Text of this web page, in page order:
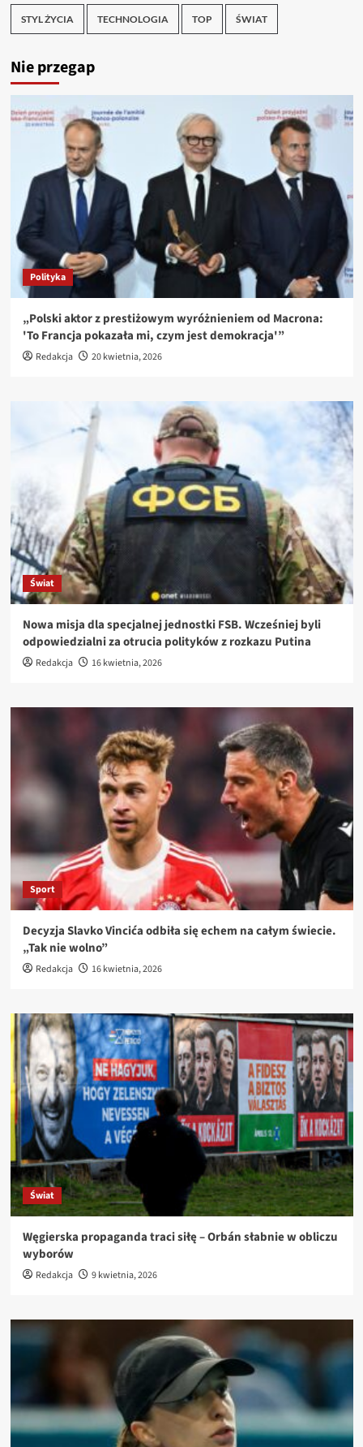
STYL ŻYCIA TECHNOLOGIA TOP ŚWIAT
Nie przegap
Polityka
„Polski aktor z prestiżowym wyróżnieniem od Macrona:
'To Francja pokazała mi, czym jest demokracja'”
Redakcja 20 kwietnia, 2026
Świat
Nowa misja dla specjalnej jednostki FSB. Wcześniej byli
odpowiedzialni za otrucia polityków z rozkazu Putina
Redakcja 16 kwietnia, 2026
Sport
Decyzja Slavko Vincića odbiła się echem na całym świecie.
„Tak nie wolno”
Redakcja 16 kwietnia, 2026
Świat
Węgierska propaganda traci siłę – Orbán słabnie w obliczu
wyborów
Redakcja 9 kwietnia, 2026